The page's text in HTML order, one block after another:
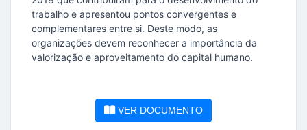
trabalho e apresentou pontos convergentes e
complementares entre si. Deste modo, as
organizações devem reconhecer a importância da
valorização e aproveitamento do capital humano.
VER DOCUMENTO